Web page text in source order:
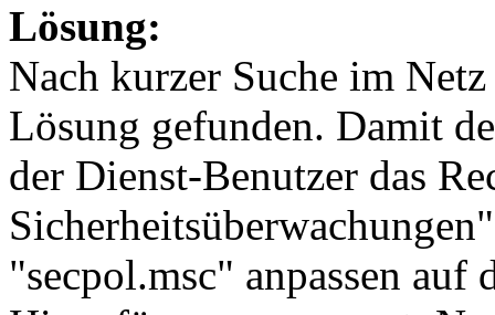
Lösung:
Nach kurzer Suche im
Lösung gefunden. Damit
der Dienst-Benutzer das
"secpol.msc" anpassen auf